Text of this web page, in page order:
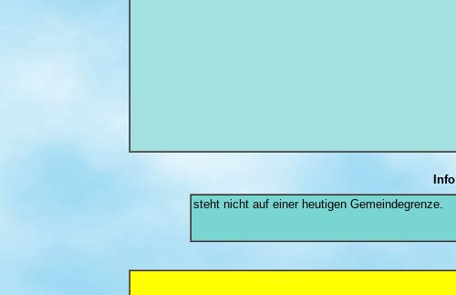
Info
steht nicht auf einer heutigen Gemeindegrenze.